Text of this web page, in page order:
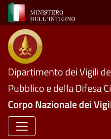
Salta al contenuto principale
Dipartimento dei Vigili
Pubblico e della Difesa
Corpo Nazionale dei